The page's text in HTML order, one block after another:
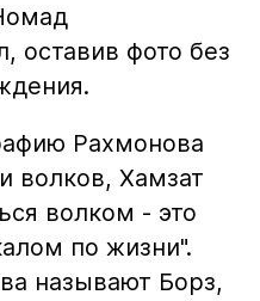
оставив фото без
Рахмонова
волков, Хамзат
волком - это
по жизни".
называют Борз,